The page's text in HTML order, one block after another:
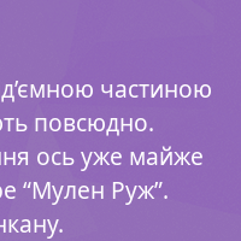
частиною
повсюдно.
ось уже майже
“Мулен Руж”.